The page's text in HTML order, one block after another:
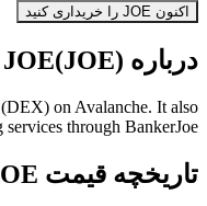
اکنون JOE را خریداری کنید
درباره JOE(JOE)
(DEX) on Avalanche. It also
through BankerJoe.
تاریخچه قیمت JOE